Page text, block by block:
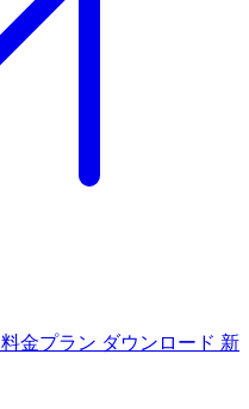
料金プラン ダウンロード 新